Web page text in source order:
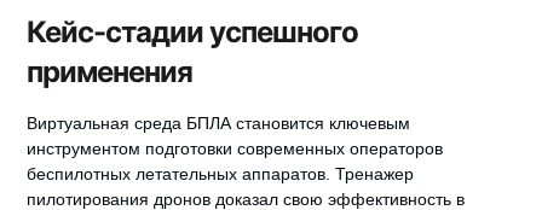
Кейс-стадии успешного
применения
Виртуальная среда БПЛА становится ключевым
инструментом подготовки современных операторов
беспилотных летательных аппаратов.Тренажер
пилотирования дронов доказал свою эффективность в